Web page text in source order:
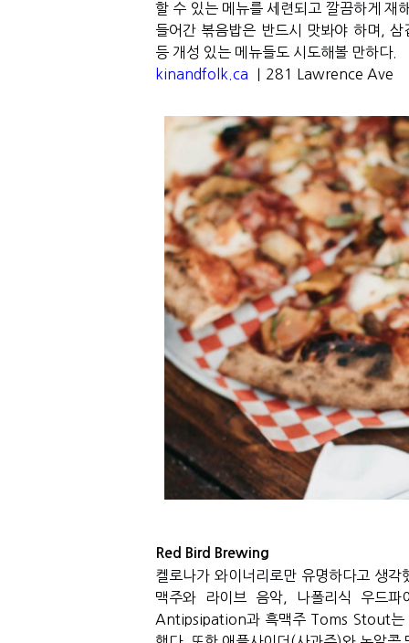
할 수 있는 메뉴를 세련되고 깔끔하게 재
들어간 볶음밥은 반드시 맛봐야 하며
,삼
등 개성 있는 메뉴들도 시도해볼 만하다.
kinandfolk.ca ｜281 Lawrence Ave
Red Bird Brewing
켈로나가 와이너리로만 유명하다고 생각
맥주와 라이브 음악, 나폴리식 우드
Antipsipation과 흑맥주 Toms Stout는